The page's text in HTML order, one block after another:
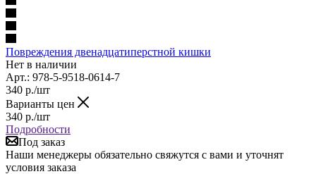
Повреждения двенадцатиперстной кишки
Нет в наличии
Арт.: 978-5-9518-0614-7
340 р./шт
Варианты цен
340 р./шт
Подробности
Под заказ
Наши менеджеры обязательно свяжутся с вами и уточнят
условия заказа